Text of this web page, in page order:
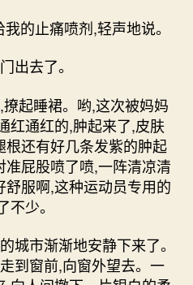
的止痛喷剂,轻声地说。
出去了。
起睡裙。哟,这次被妈妈
红通红的,肿起来了,皮肤
还有好几条发紫的肿起
屁股喷了喷,一阵清凉清
服啊,这种运动员专用的
少。
城市渐渐地安静下来了。
到窗前,向窗外望去。一